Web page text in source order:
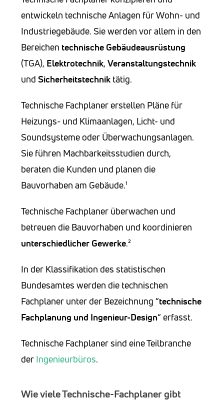
entwickeln technische Anlagen für Wohn- und
Industriegebäude. Sie werden vor allem in den
Bereichen technische Gebäudeausrüstung
(TGA), Elektrotechnik,Veranstaltungstechnik
undSicherheitstechnik tätig.
Technische Fachplaner erstellen Pläne für
Heizungs- und Klimaanlagen, Licht- und
Soundsysteme oder Überwachungsanlagen.
Sie führen Machbarkeitsstudien durch,
beraten die Kunden und planen die
Bauvorhaben am Gebäude.¹
Technische Fachplaner überwachen und
betreuen die Bauvorhaben und koordinieren
unterschiedlicher Gewerke.²
In der Klassifikation des statistischen
Bundesamtes werden die technischen
Fachplaner unter der Bezeichnung “technische
Fachplanung und Ingenieur-Design“ erfasst.
Technische Fachplaner sind eine Teilbranche
der Ingenieurbüros.
Wie viele Technische-Fachplaner gibt